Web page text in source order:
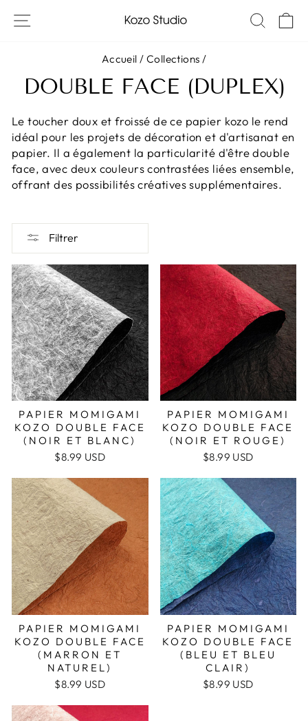
NAVIGATION SUR LES SITES
Accueil / Collections /
DOUBLE FACE (DUPLEX)
Le toucher doux et froissé de ce papier kozo le rend
idéal pour les projets de décoration et d'artisanat en
papier. Il a également la particularité d'être double
face, avec deux couleurs contrastées liées ensemble,
offrant des possibilités créatives supplémentaires.
Filtrer
PAPIER MOMIGAMI
KOZO DOUBLE FACE
(NOIR ET BLANC)
$8.99 USD
PAPIER MOMIGAMI
KOZO DOUBLE FACE
(NOIR ET ROUGE)
$8.99 USD
PAPIER MOMIGAMI
KOZO DOUBLE FACE
(MARRON ET
NATUREL)
$8.99 USD
PAPIER MOMIGAMI
KOZO DOUBLE FACE
(BLEU ET BLEU
CLAIR)
$8.99 USD